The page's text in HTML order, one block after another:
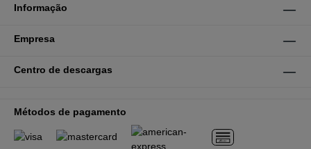
Informação
Empresa
Centro de descargas
Métodos de pagamento